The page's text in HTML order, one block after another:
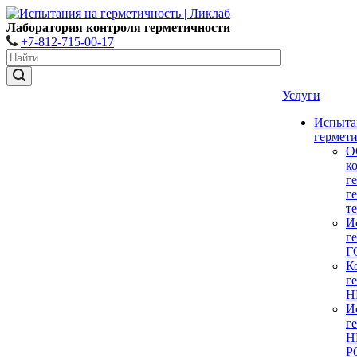
Лаборатория контроля герметичности
+7-812-715-00-17
Услуги